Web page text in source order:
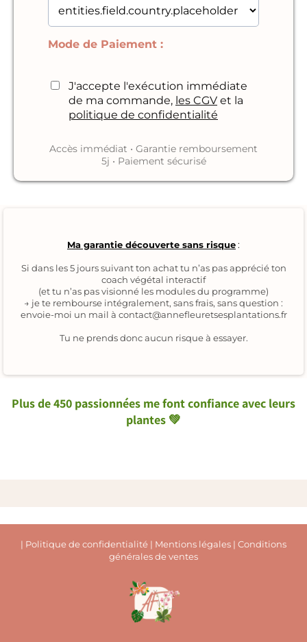
Mode de Paiement :
J'accepte l'exécution immédiate
de ma commande, les CGV et la
politique de confidentialité
Accès immédiat • Garantie remboursement
5j • Paiement sécurisé
Ma garantie découverte sans risque:
Si dans les 5 jours suivant ton achat tu n’as pas apprécié ton
coach végétal interactif
(et tu n’as pas visionné les modules du programme)
→ je te rembourse intégralement, sans frais, sans question :
envoie-moi un mail à contact@annefleuretsesplantations.fr
Tu ne prends donc aucun risque à essayer.
Plus de 450 passionnées me fontconfianceavec leurs
plantes 💚
| Politique de confidentialité | Mentions légales | Conditions
générales de ventes